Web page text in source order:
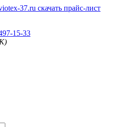
37.ru скачать прайс-лист
15-33